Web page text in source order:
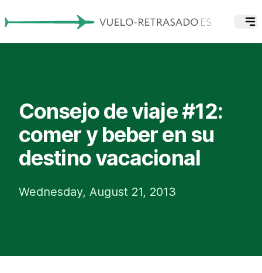
Consejo de viaje #12:
comer y beber en su
destino vacacional
Wednesday, August 21, 2013